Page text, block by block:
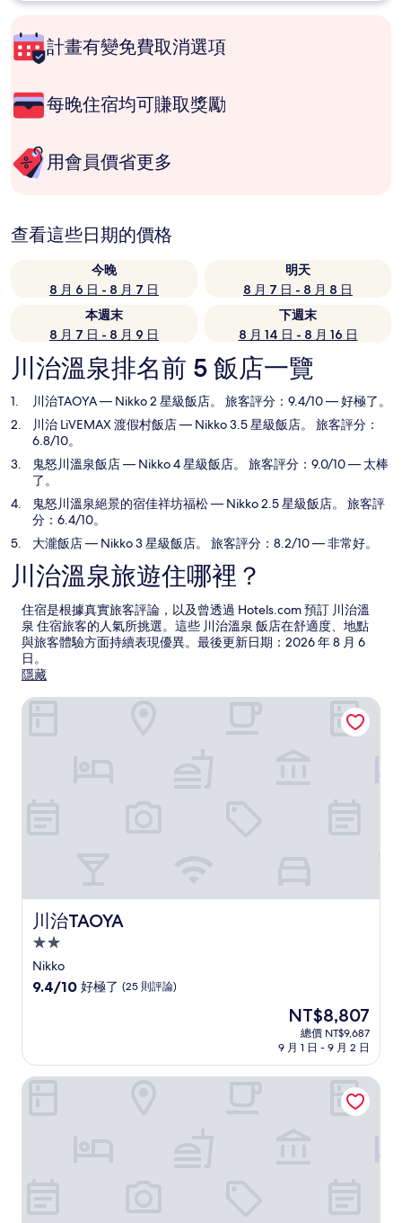
計畫有變免費取消選項
每晚住宿均可賺取獎勵
用會員價省更多
查看這些日期的價格
今晚
8 月 6 日 - 8 月 7 日
明天
8 月 7 日 - 8 月 8 日
本週末
8 月 7 日 - 8 月 9 日
下週末
8 月 14 日 - 8 月 16 日
川治溫泉排名前 5 飯店一覽
川治TAOYA— Nikko 2 星級飯店。 旅客評分：9.4/10 — 好極了。
川治 LiVEMAX 渡假村飯店— Nikko 3.5 星級飯店。 旅客評分：
6.8/10。
鬼怒川溫泉飯店— Nikko 4 星級飯店。 旅客評分：9.0/10 — 太棒
了。
鬼怒川溫泉絕景的宿佳祥坊福松— Nikko 2.5 星級飯店。 旅客評
分：6.4/10。
大瀧飯店— Nikko 3 星級飯店。 旅客評分：8.2/10 — 非常好。
川治溫泉旅遊住哪裡？
住宿是根據真實旅客評論，以及曾透過 Hotels.com 預訂 川治溫
泉 住宿旅客的人氣所挑選。這些 川治溫泉 飯店在舒適度、地點
與旅客體驗方面持續表現優異。最後更新日期： 2026 年 8 月 6
日。
隱藏
川治TAOYA
川治TAOYA
2.0
星
級
Nikko
9.4
分，
好
9.4/10 好極了 (25 則評論)
現
價
為
NT$8,807
NT$8,807
總價 NT$9,687
9 月 1 日 - 9 月 2 日
川治TAOYA
川治 LiVEMAX 渡假村飯店